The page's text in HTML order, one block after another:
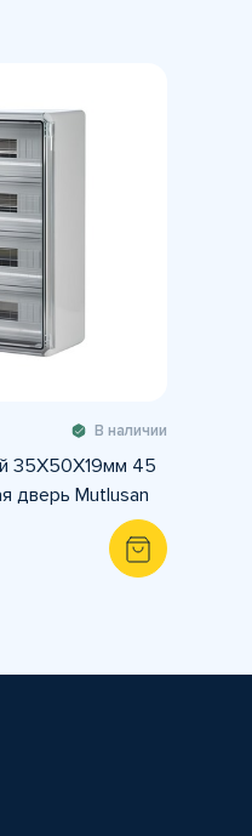
В наличии
35X50X19мм 45
дверь Mutlusan